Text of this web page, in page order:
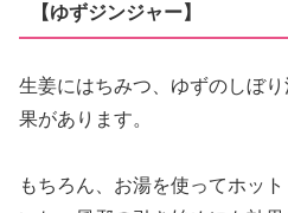
【ゆずジンジャー】
生姜にはちみつ、ゆずのしぼ
果があります。
もちろん、お湯を使ってホッ